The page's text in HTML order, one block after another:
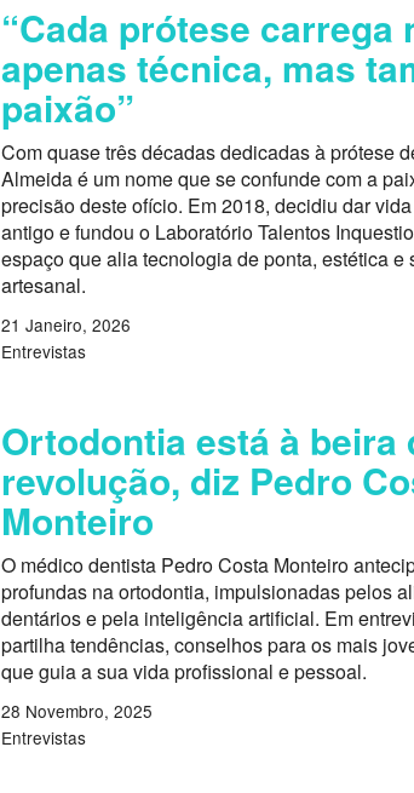
“Cada prótese carrega
apenas técnica, mas
paixão”
Com quase três décadas dedicadas à prótese
Almeida é um nome que se confunde com a
precisão deste ofício. Em 2018, decidiu dar
antigo e fundou o Laboratório Talentos
espaço que alia tecnologia de ponta, estética e
artesanal.
21 Janeiro, 2026
Entrevistas
Ortodontia está à beira
revolução, diz Pedro
Monteiro
O médico dentista Pedro Costa Monteiro
profundas na ortodontia, impulsionadas pelos
dentários e pela inteligência artificial. Em
partilha tendências, conselhos para os mais
que guia a sua vida profissional e pessoal.
28 Novembro, 2025
Entrevistas